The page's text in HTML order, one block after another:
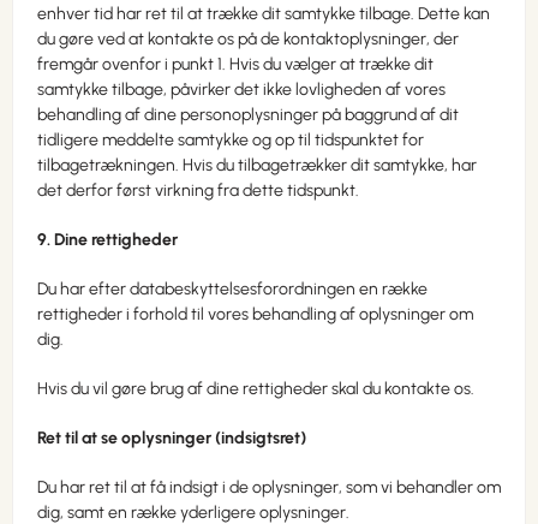
enhver tid har ret til at trække dit samtykke tilbage. Dette kan
du gøre ved at kontakte os på de kontaktoplysninger, der
fremgår ovenfor i punkt 1. Hvis du vælger at trække dit
samtykke tilbage, påvirker det ikke lovligheden af vores
behandling af dine personoplysninger på baggrund af dit
tidligere meddelte samtykke og op til tidspunktet for
tilbagetrækningen. Hvis du tilbagetrækker dit samtykke, har
det derfor først virkning fra dette tidspunkt.
9. Dine rettigheder
Du har efter databeskyttelsesforordningen en række
rettigheder i forhold til vores behandling af oplysninger om
dig.
Hvis du vil gøre brug af dine rettigheder skal du kontakte os.
Ret til at se oplysninger (indsigtsret)
Du har ret til at få indsigt i de oplysninger, som vi behandler om
dig, samt en række yderligere oplysninger.